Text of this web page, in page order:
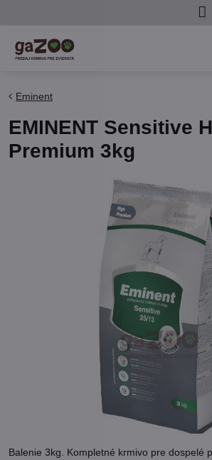
Eminent
EMINENT Sensitive
Premium 3kg
Balenie 3kg. Kompletné krmivo pre dospelé